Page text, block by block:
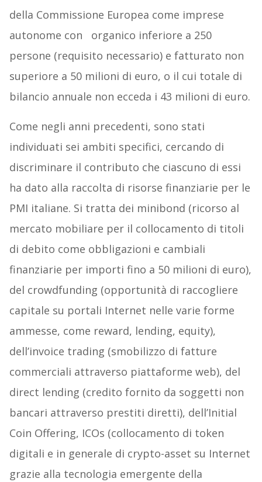
della Commissione Europea come imprese
autonome con organico inferiore a 250
persone (requisito necessario) e fatturato non
superiore a 50 milioni di euro, o il cui totale di
bilancio annuale non ecceda i 43 milioni di euro.
Come negli anni precedenti, sono stati
individuati sei ambiti specifici, cercando di
discriminare il contributo che ciascuno di essi
ha dato alla raccolta di risorse finanziarie per le
PMI italiane. Si tratta dei minibond (ricorso al
mercato mobiliare per il collocamento di titoli
di debito come obbligazioni e cambiali
finanziarie per importi fino a 50 milioni di euro),
del crowdfunding (opportunità di raccogliere
capitale su portali Internet nelle varie forme
ammesse, come reward, lending, equity),
dell’invoice trading (smobilizzo di fatture
commerciali attraverso piattaforme web), del
direct lending (credito fornito da soggetti non
bancari attraverso prestiti diretti), dell’Initial
Coin Offering, ICOs (collocamento di token
digitali e in generale di crypto-asset su Internet
grazie alla tecnologia emergente della